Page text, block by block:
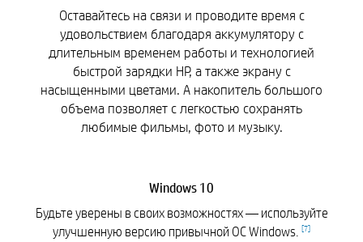
Оставайтесь на связи и проводите время с
удовольствием благодаря аккумулятору с
длительным временем работы и технологией
быстрой зарядки HP, а также экрану с
насыщенными цветами. А накопитель большого
объема позволяет с легкостью сохранять
любимые фильмы, фото и музыку.
Windows 10
Будьте уверены в своих возможностях — используйте
улучшенную версию привычной ОС Windows. [7]